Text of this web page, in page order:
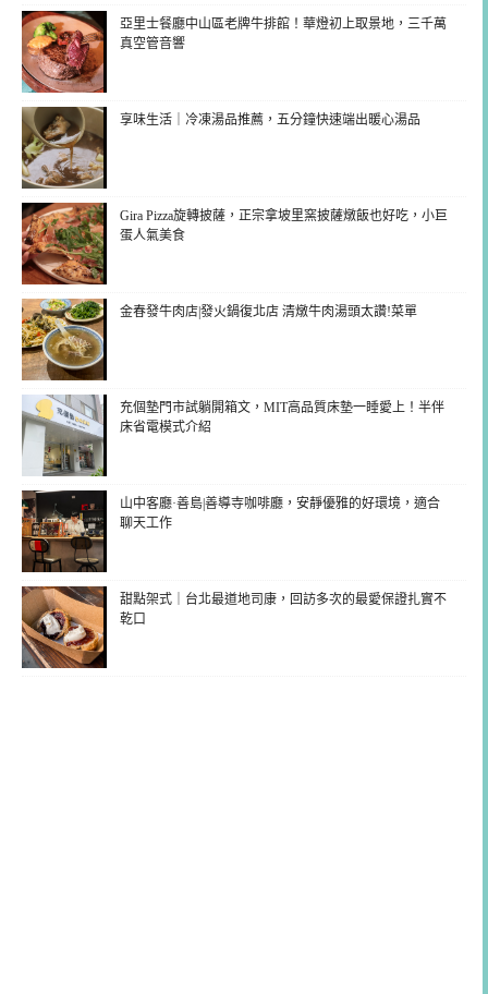
亞里士餐廳中山區老牌牛排館！華燈初上取景地，三千萬
真空管音響
享味生活｜冷凍湯品推薦，五分鐘快速端出暖心湯品
Gira Pizza旋轉披薩，正宗拿坡里窯披薩燉飯也好吃，小巨
蛋人氣美食
金春發牛肉店|發火鍋復北店 清燉牛肉湯頭太讚!菜單
充個墊門市試躺開箱文，MIT高品質床墊一睡愛上！半伴
床省電模式介紹
山中客廳·善島|善導寺咖啡廳，安靜優雅的好環境，適合
聊天工作
甜點架式｜台北最道地司康，回訪多次的最愛保證扎實不
乾口